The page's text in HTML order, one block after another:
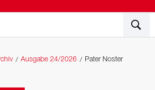
Ausgabe 24/2026 Pater Noster